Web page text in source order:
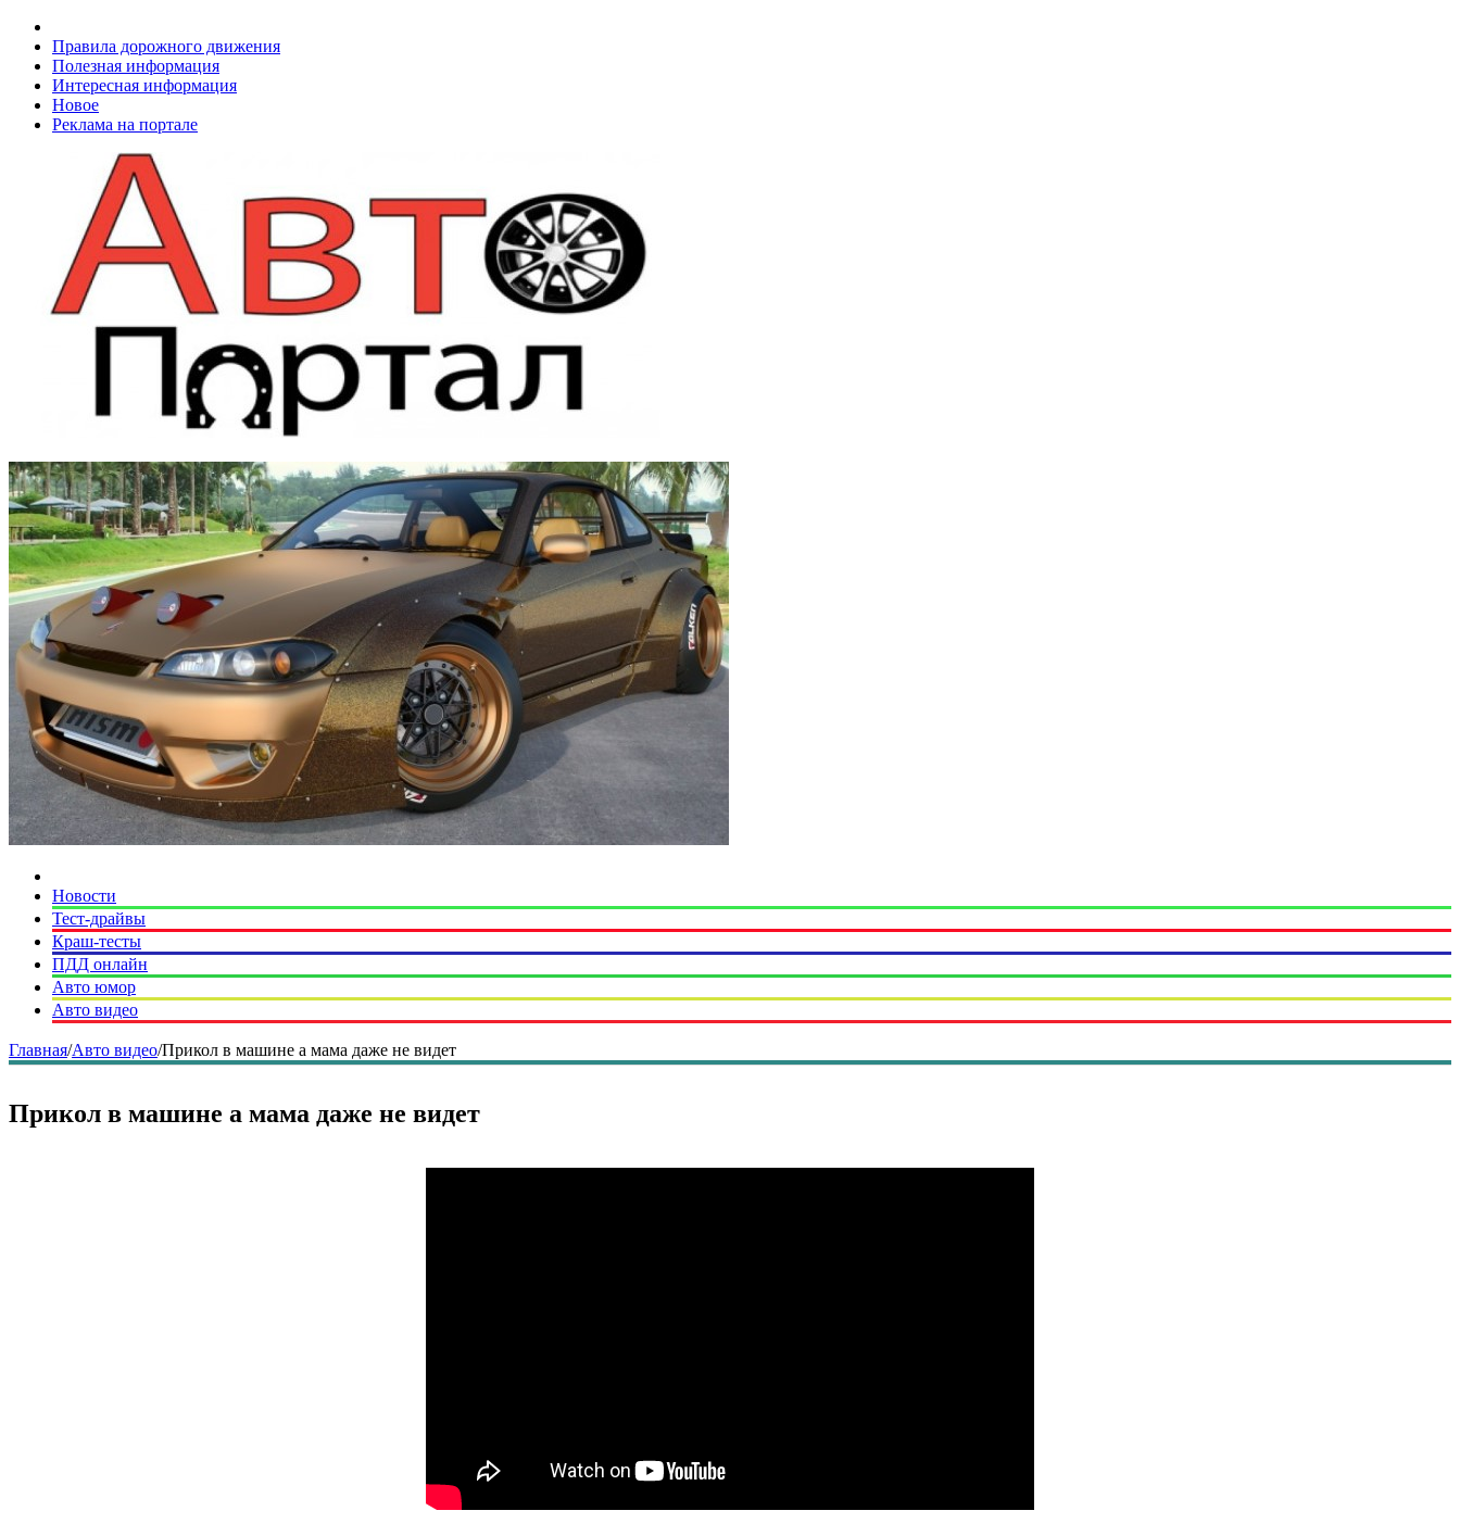
Правила дорожного движения
Полезная информация
Интересная информация
Новое
Реклама на портале
Новости
Тест-драйвы
Краш-тесты
ПДД онлайн
Авто юмор
Авто видео
Главная/Авто видео/Прикол в машине а мама даже не видет
Прикол в машине а мама даже не видет